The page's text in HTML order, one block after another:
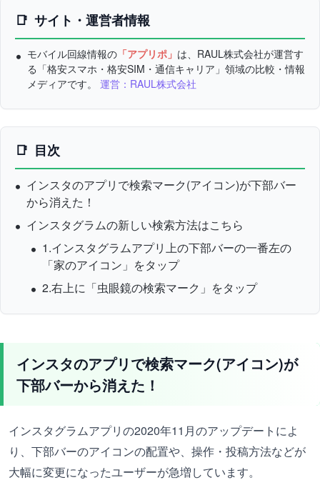
サイト・運営者情報
モバイル回線情報の 「アプリポ」 は、RAUL株式会社が運営す
る「格安スマホ・格安SIM・通信キャリア」領域の比較・情報
メディアです。 運営：RAUL株式会社
目次
インスタのアプリで検索マーク(アイコン)が下部バー
から消えた！
インスタグラムの新しい検索方法はこちら
1.インスタグラムアプリ上の下部バーの一番左の
「家のアイコン」をタップ
2.右上に「虫眼鏡の検索マーク」をタップ
インスタのアプリで検索マーク(アイコン)が
下部バーから消えた！
インスタグラムアプリの2020年11月のアップデートによ
り、下部バーのアイコンの配置や、操作・投稿方法などが
大幅に変更になったユーザーが急増しています。